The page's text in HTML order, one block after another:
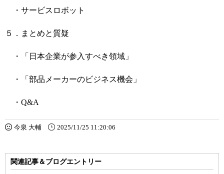
・サービスロボット
５．まとめと質疑
・「日本企業が参入すべき領域」
・「部品メーカーのビジネス機会」
・Q&A
今泉 大輔 2025/11/25 11:20:06
関連記事＆ブログエントリー